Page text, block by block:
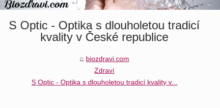
S Optic - Optika s dlouholetou tradicí
kvality v České republice
biozdravi.com
Zdraví
S Optic - Optika s dlouholetou tradicí kvality v...